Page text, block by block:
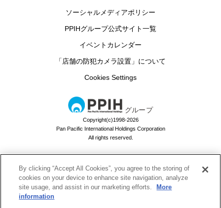
ソーシャルメディアポリシー
PPIHグループ公式サイト一覧
イベントカレンダー
「店舗の防犯カメラ設置」について
Cookies Settings
グループ
Copyright(c)1998-2026
Pan Pacific International Holdings Corporation
All rights reserved.
By clicking “Accept All Cookies”, you agree to the storing of
cookies on your device to enhance site navigation, analyze
site usage, and assist in our marketing efforts.
More
information
ドン・キホーテのお買い物アプリ
ドンキでお買い物するなら必須！